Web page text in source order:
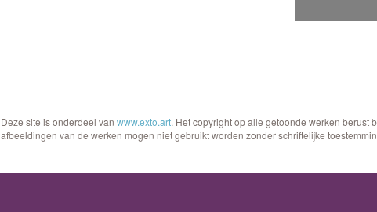
Deze site is onderdeel van www.exto.art. Het copyright op alle getoonde werken berust
afbeeldingen van de werken mogen niet gebruikt worden zonder schriftelijke